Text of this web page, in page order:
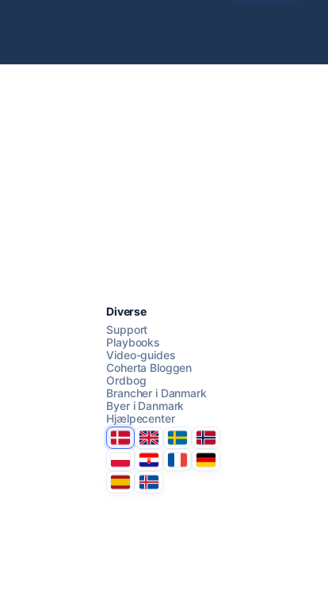
AI Campaign Assist
Diverse
Support
Playbooks
Video-guides
Coherta Bloggen
Ordbog
Brancher i Danmark
Byer i Danmark
Hjælpecenter
DanmarkUnited Kingdom
SverigeNorge
PolskaHrvatskaFranceDeutschland
EspanaÍsland